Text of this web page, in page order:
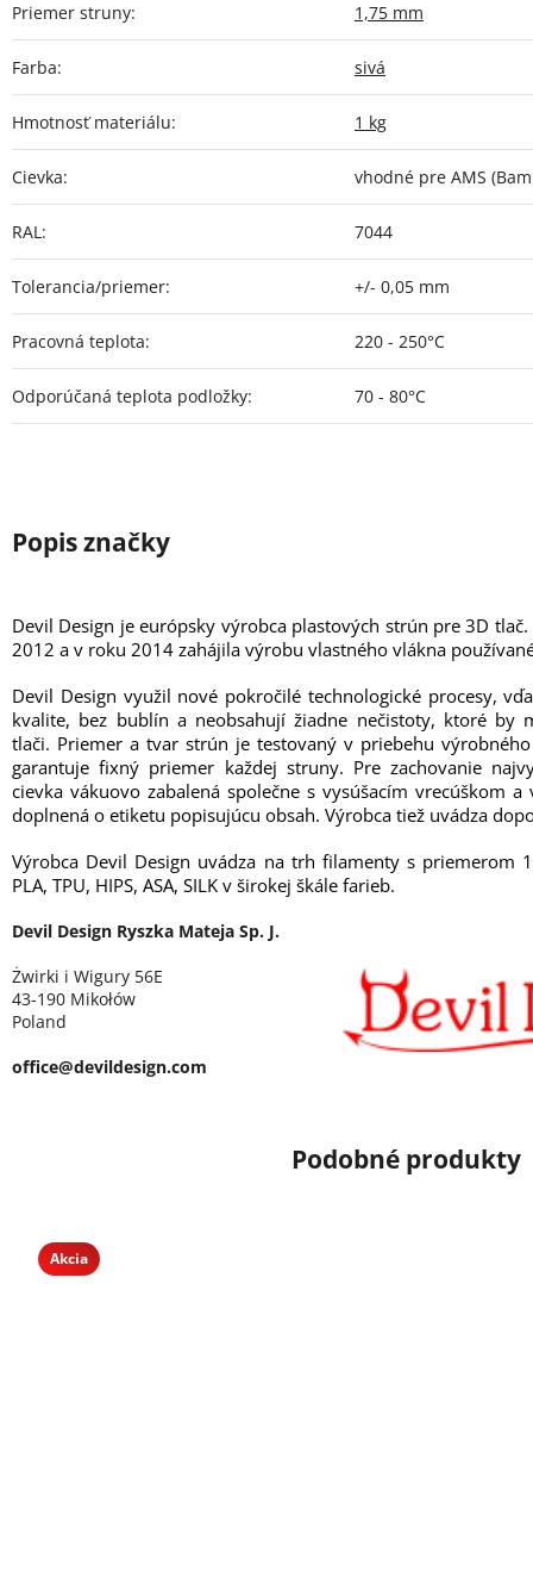
Priemer struny: 1,75 mm
Farba: sivá
Hmotnosť materiálu: 1 kg
Cievka: vhodné pre AMS
RAL: 7044
Tolerancia/priemer: +/- 0,05 mm
Pracovná teplota: 220 - 250°C
Odporúčaná teplota podložky: 70 - 80°C
Akcia
Devil Design je európsky výrobca plastových strún pre 3D
2012 a v roku 2014 zahájila výrobu vlastného vlákna
Devil Design využil nové pokročilé technologické procesy,
kvalite, bez bublín a neobsahují žiadne nečistoty, ktoré by
tlači. Priemer a tvar strún je testovaný v priebehu
garantuje fixný priemer každej struny. Pre zachovanie
cievka vákuovo zabalená společne s vysúšacím vrecúškom
doplnená o etiketu popisujúcu obsah. Výrobca tiež uvádza
Výrobca Devil Design uvádza na trh filamenty s priemerom
PLA, TPU, HIPS, ASA, SILK v širokej škále farieb.
Devil Design Ryszka Mateja Sp. J.
Żwirki i Wigury 56E
43-190 Mikołów
Poland
office@devildesign.com